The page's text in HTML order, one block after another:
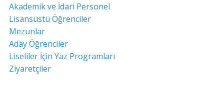
Akademik ve İdari Personel
Lisansüstü Öğrenciler
Mezunlar
Aday Öğrenciler
Liseliler İçin Yaz Programları
Ziyaretçiler